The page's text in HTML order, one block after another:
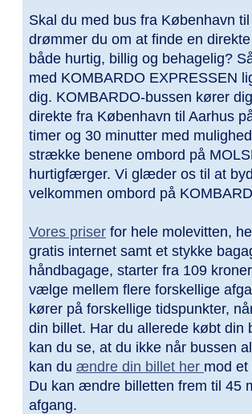
Skal du med bus fra København
drømmer du om at finde en
både hurtig, billig og behagelig?
med KOMBARDO EXPRESSEN
dig. KOMBARDO-bussen kører
direkte fra København til Aarhus
timer og 30 minutter med
strække benene ombord på
hurtigfærger. Vi glæder os til at
velkommen ombord på
Vores priser for hele molevitten,
gratis internet samt et stykke
håndbagage, starter fra 109
vælge mellem flere forskellige
kører på forskellige tidspunkter,
din billet. Har du allerede købt din
kan du se, at du ikke når bussen
kan du ændre din billet her mod et
Du kan ændre billetten frem til 45
afgang.